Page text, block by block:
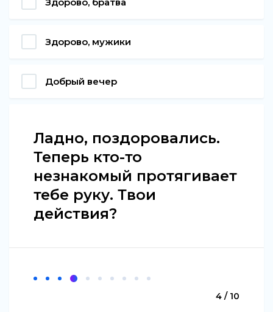
Здорово, мужики
Добрый вечер
Ладно, поздоровались.
Теперь кто-то
незнакомый протягивает
тебе руку. Твои
действия?
4 / 10